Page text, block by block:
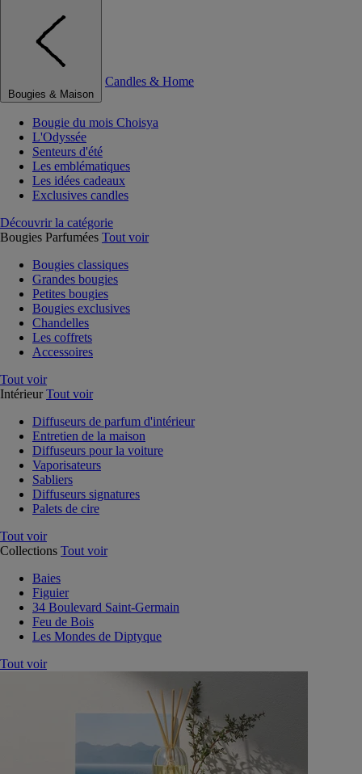
Bougies & Maison
Candles & Home
Bougie du mois Choisya
L'Odyssée
Senteurs d'été
Les emblématiques
Les idées cadeaux
Exclusives candles
Découvrir la catégorie
Bougies Parfumées Tout voir
Bougies classiques
Grandes bougies
Petites bougies
Bougies exclusives
Chandelles
Les coffrets
Accessoires
Tout voir
Intérieur Tout voir
Diffuseurs de parfum d'intérieur
Entretien de la maison
Diffuseurs pour la voiture
Vaporisateurs
Sabliers
Diffuseurs signatures
Palets de cire
Tout voir
Collections Tout voir
Baies
Figuier
34 Boulevard Saint-Germain
Feu de Bois
Les Mondes de Diptyque
Tout voir